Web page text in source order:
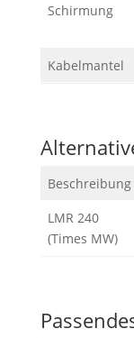
Schirmung
Kabelmantel
Beschreibung
LMR 240
(Times MW)